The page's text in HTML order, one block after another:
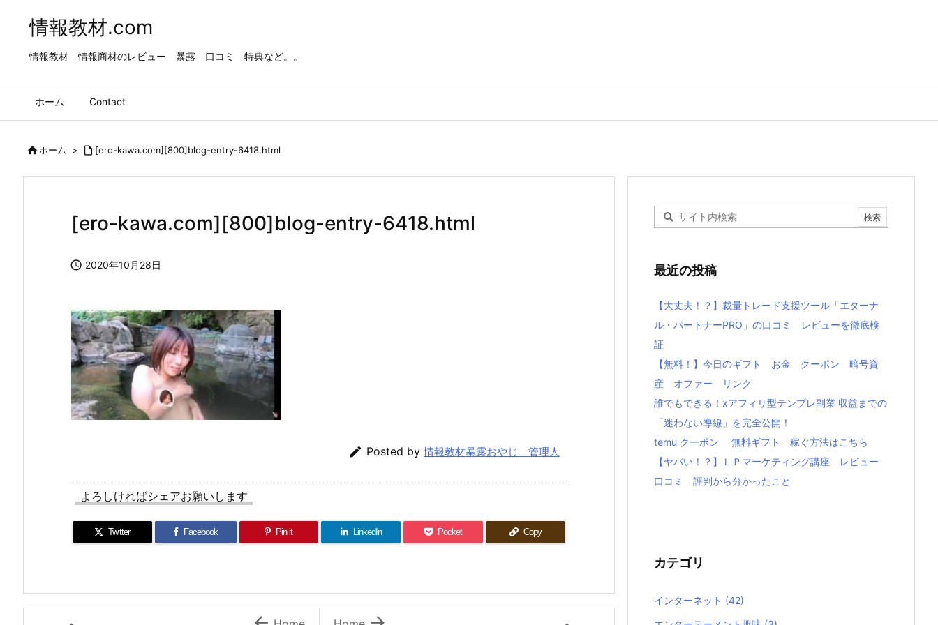
情報教材.com
情報教材 情報商材のレビュー 暴露 口コミ 特典など。。
ホーム Contact
ホーム >  [ero-kawa.com][800]blog-entry-6418.html
[ero-kawa.com][800]blog-entry-6418.html
 2020年10月28日
 Posted by情報教材暴露おやじ 管理人
よろしければシェアお願いします
Twitter Facebook Pin it LinkedIn Pocket Copy
最近の投稿
【大丈夫！？】裁量トレード支援ツール「エターナ
ル・パートナーPRO」の口コミ レビューを徹底検
証
【無料！】今日のギフト お金 クーポン 暗号資
産 オファー リンク
誰でもできる！xアフィリ型テンプレ副業 収益までの
「迷わない導線」を完全公開！
temu クーポン 無料ギフト 稼ぐ方法はこちら
【ヤバい！？】ＬＰマーケティング講座 レビュー
口コミ 評判から分かったこと
カテゴリ
インターネット (42)